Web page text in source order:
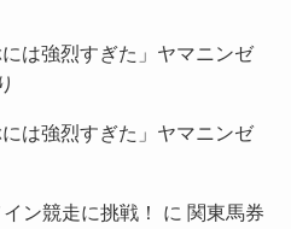
は強烈すぎた」ヤマニンゼ
は強烈すぎた」ヤマニンゼ
ン競走に挑戦！ に 関東馬券